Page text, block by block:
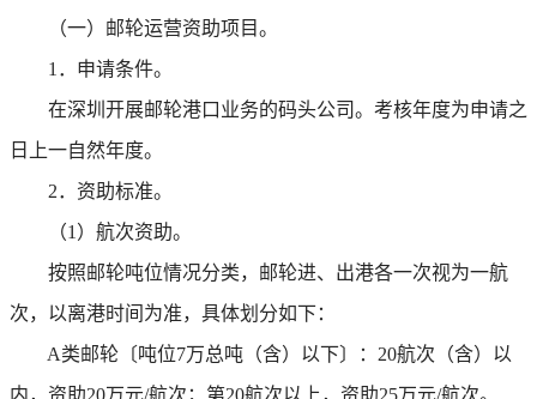
（一）邮轮运营资助项目。
1．申请条件。
在深圳开展邮轮港口业务的码头公司。考核年度为申请之
日上一自然年度。
2．资助标准。
（1）航次资助。
按照邮轮吨位情况分类，邮轮进、出港各一次视为一航
次，以离港时间为准，具体划分如下：
A类邮轮〔吨位7万总吨（含）以下〕：20航次（含）以